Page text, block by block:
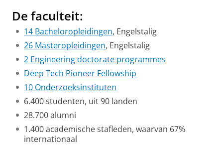
De faculteit:
14 Bacheloropleidingen, Engelstalig
26 Masteropleidingen, Engelstalig
2 Engineering doctorate programmes
Deep Tech Pioneer Fellowship
10 Onderzoeksinstituten
6.400 studenten, uit 90 landen
28.700 alumni
1.400 academische stafleden, waarvan 67%
internationaal